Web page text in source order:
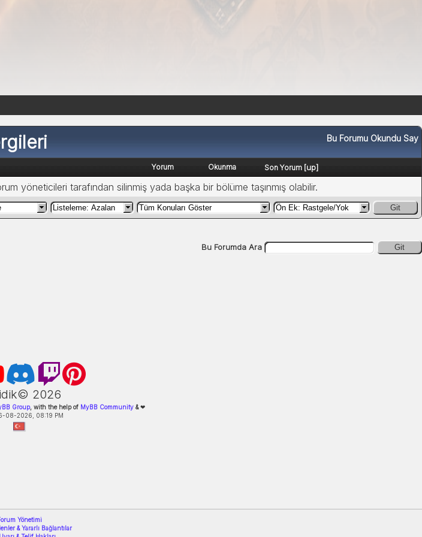
Bu Forumu Okundu Say
Yorum Okunma Son Yorum [up]
yöneticileri tarafından silinmiş yada başka bir bölüme taşınmış olabilir.
Git
Bu Forumda Ara Git
2026
Group, with the help of MyBB Community&❤
08-2026, 08:19 PM
Yönetimi
& Yararlı Bağlantılar